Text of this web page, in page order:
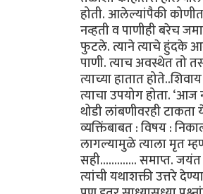
होती. आलेल्यांपैकी
नव्हती व पाणीही बरेच
फुटले. त्याने त्याचे हुंदके
पाणी. त्याच अवस्थेत तो
त्याच्या हातात
त्याचा उपयोग होता. ‘आज
थोडी लांबणीवरही
व्यक्तिंबाबत : विषय :
लागल्यामुळे त्याला मृत
सही............. समाप्त. जयंत
त्यांची यथाशक्ती उत्तरे